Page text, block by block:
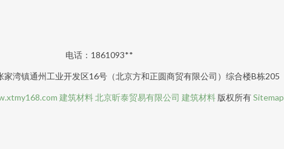
电话：1861093**
家湾镇通州工业开发区16号（北京方和正圆商贸有限公司）综合楼B栋205
建筑材料北京昕泰贸易有限公司 建筑材料 版权所有Sitemap